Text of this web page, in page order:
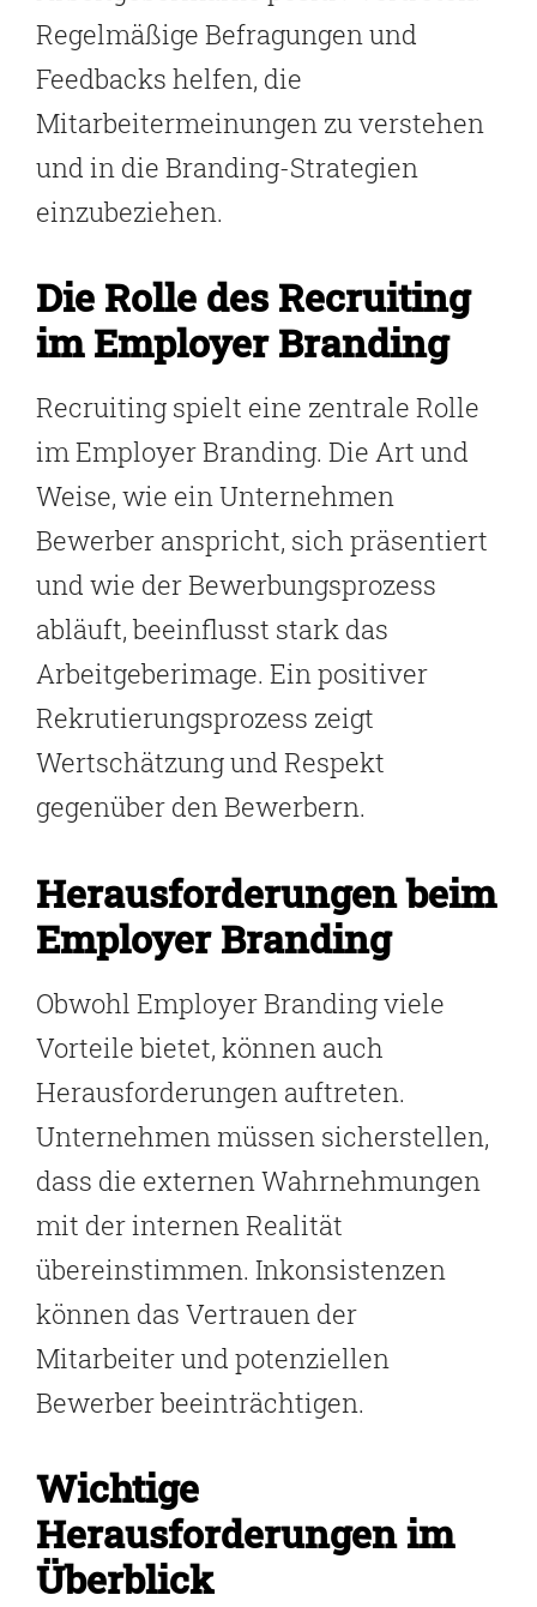
Regelmäßige Befragungen und
Feedbacks helfen, die
Mitarbeitermeinungen zu verstehen
und in die Branding-Strategien
einzubeziehen.
Die Rolle des Recruiting
im Employer Branding
Recruiting spielt eine zentrale Rolle
im Employer Branding. Die Art und
Weise, wie ein Unternehmen
Bewerber anspricht, sich präsentiert
und wie der Bewerbungsprozess
abläuft, beeinflusst stark das
Arbeitgeberimage. Ein positiver
Rekrutierungsprozess zeigt
Wertschätzung und Respekt
gegenüber den Bewerbern.
Herausforderungen beim
Employer Branding
Obwohl Employer Branding viele
Vorteile bietet, können auch
Herausforderungen auftreten.
Unternehmen müssen sicherstellen,
dass die externen Wahrnehmungen
mit der internen Realität
übereinstimmen. Inkonsistenzen
können das Vertrauen der
Mitarbeiter und potenziellen
Bewerber beeinträchtigen.
Wichtige
Herausforderungen im
Überblick